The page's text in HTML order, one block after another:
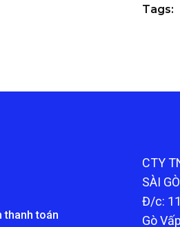
Tags:
thanh toán
CTY
SÀI
Đ/c:
Gò